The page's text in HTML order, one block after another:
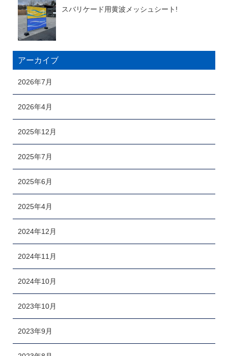
スバリケード用黄波メッシュシート!
アーカイブ
2026年7月
2026年4月
2025年12月
2025年7月
2025年6月
2025年4月
2024年12月
2024年11月
2024年10月
2023年10月
2023年9月